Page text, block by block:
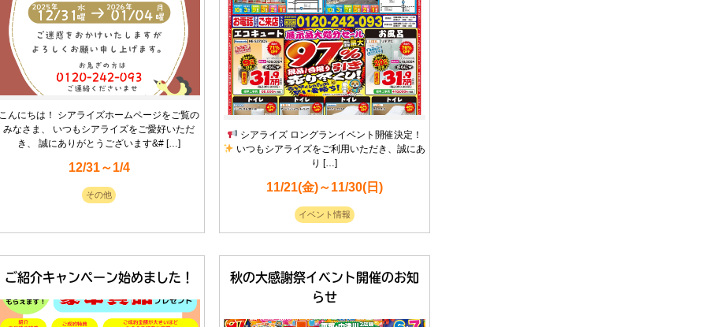
こんにちは！ シアライズホームページをご覧の
みなさま、 いつもシアライズをご愛好いただ
き、 誠にありがとうございます&# […]
12/31～1/4
その他
シアライズ ロングランイベント開催決定！
いつもシアライズをご利用いただき、誠にあ
り […]
11/21(金)～11/30(日)
イベント情報
ご紹介キャンペーン始めました！
秋の大感謝祭イベント開催のお知
らせ